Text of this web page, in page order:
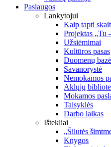
Paslaugos
Lankytojui
Kaip tapti
Projektas „Tu
Užsiėmimai
Kultūros pasas
Duomenų
Savanorystė
Nemokamos
Aklųjų
Mokamos
Taisyklės
Darbo laikas
Ištekliai
„Šilutės
Knygos